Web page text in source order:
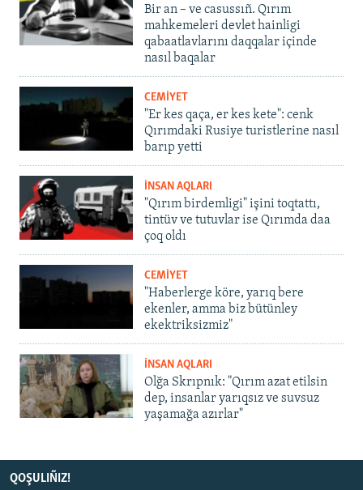
Bir an – ve casussıñ. Qırım
mahkemeleri devlet hainligi
qabaatlavlarını daqqalar içinde
nasıl baqalar
CEMİYET
"Er kes qaça, er kes kete": cenk
Qırımdaki Rusiye turistlerine nasıl
barıp yetti
İNSAN AQLARI
"Qırım birdemligi" işini toqtattı,
tintüv ve tutuvlar ise Qırımda daa
çoq oldı
CEMİYET
"Haberlerge köre, yarıq bere
ekenler, amma biz bütünley
ekektriksizmiz"
İNSAN AQLARI
Olğa Skrıpnık: "Qırım azat etilsin
dep, insanlar yarıqsız ve suvsuz
yaşamağa azırlar"
QOŞULIÑIZ!